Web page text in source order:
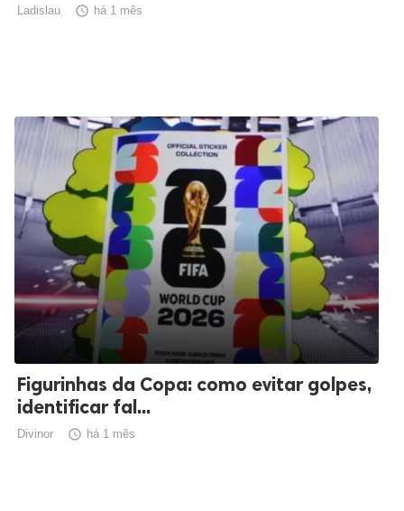
Ladislau  há 1 mês
Figurinhas da Copa: como evitar golpes,
identificar fal...
Divinor  há 1 mês